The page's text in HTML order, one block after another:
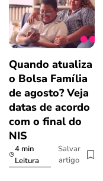
Quando atualiza
o Bolsa Família
de agosto? Veja
datas de acordo
com o final do
NIS
4 min
Leitura
Salvar
artigo